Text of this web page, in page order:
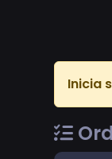
Inicia